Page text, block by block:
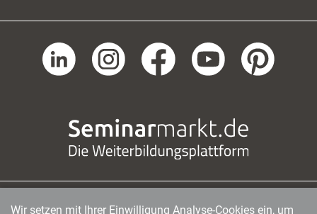
managerSeminare Verlags GmbH | Endenicher Str. 41 |
Wir setzen mit Ihrer Einwilligung Analyse-Cookies ein, um